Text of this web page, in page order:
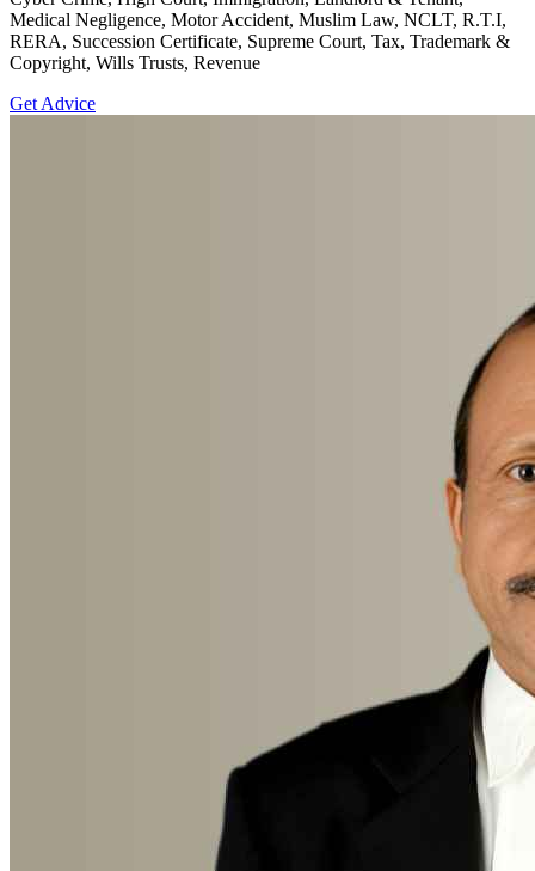
Medical Negligence, Motor Accident, Muslim Law, NCLT, R.T.I,
RERA, Succession Certificate, Supreme Court, Tax, Trademark &
Copyright, Wills Trusts, Revenue
Get Advice